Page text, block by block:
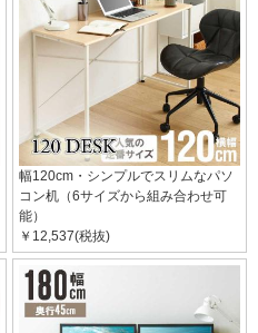
幅120cm・シンプルでスリムなパソ
コン机（6サイズから組み合わせ可
能）
￥12,537(税抜)